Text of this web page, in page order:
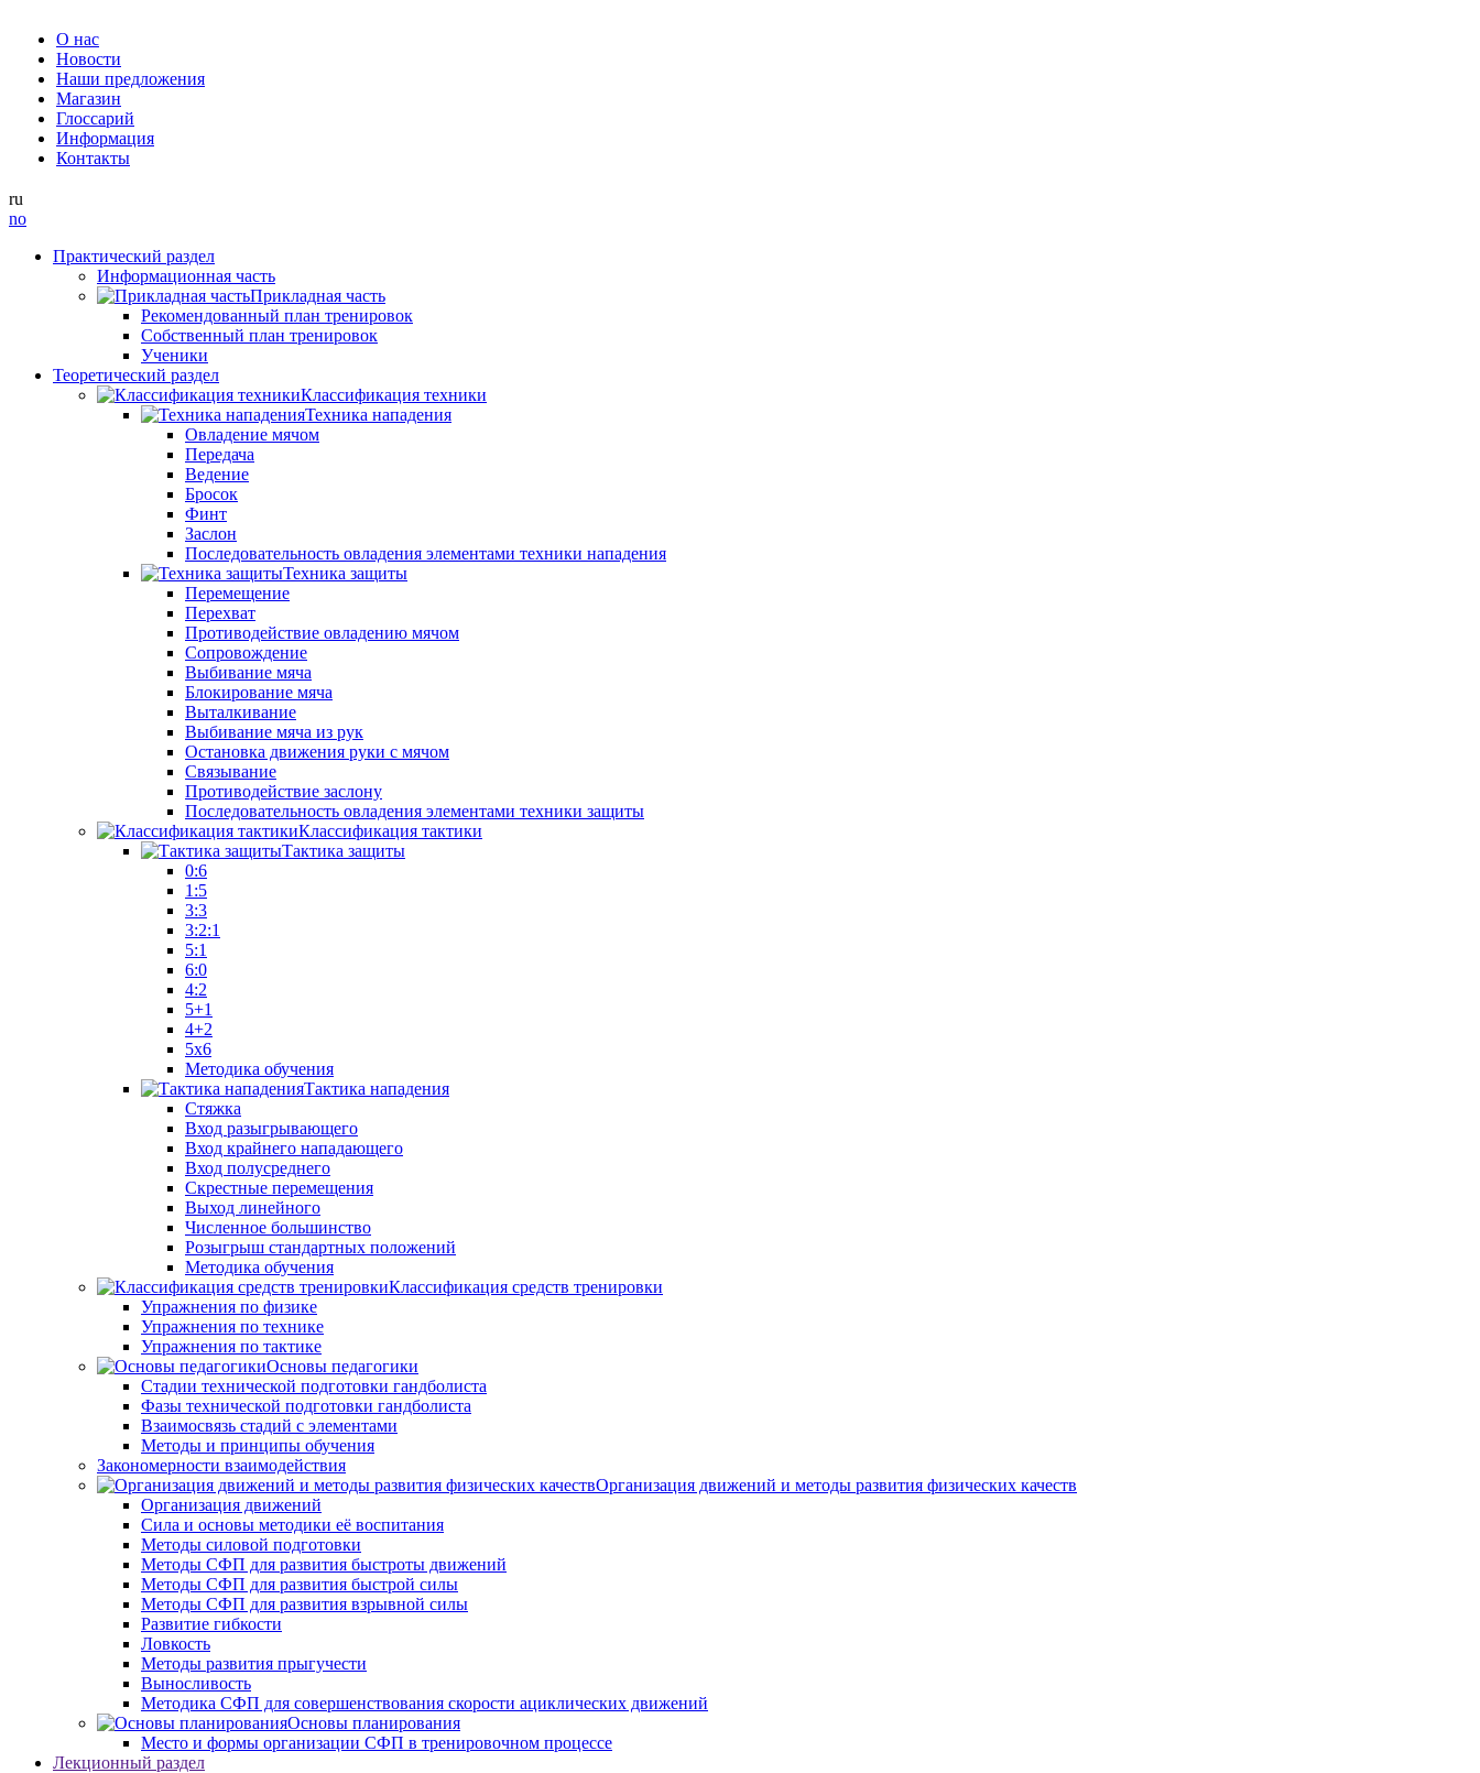
О нас
Новости
Наши предложения
Магазин
Глоссарий
Информация
Контакты
ru
no
Практический раздел
Информационная часть
Прикладная часть
Рекомендованный план тренировок
Собственный план тренировок
Ученики
Теоретический раздел
Классификация техники
Техника нападения
Овладение мячом
Передача
Ведение
Бросок
Финт
Заслон
Последовательность овладения элементами техники нападения
Техника защиты
Перемещение
Перехват
Противодействие овладению мячом
Сопровождение
Выбивание мяча
Блокирование мяча
Выталкивание
Выбивание мяча из рук
Остановка движения руки с мячом
Связывание
Противодействие заслону
Последовательность овладения элементами техники защиты
Классификация тактики
Тактика защиты
0:6
1:5
3:3
3:2:1
5:1
6:0
4:2
5+1
4+2
5x6
Методика обучения
Тактика нападения
Стяжка
Вход разыгрывающего
Вход крайнего нападающего
Вход полусреднего
Скрестные перемещения
Выход линейного
Численное большинство
Розыгрыш стандартных положений
Методика обучения
Классификация средств тренировки
Упражнения по физике
Упражнения по технике
Упражнения по тактике
Основы педагогики
Стадии технической подготовки гандболиста
Фазы технической подготовки гандболиста
Взаимосвязь стадий с элементами
Методы и принципы обучения
Закономерности взаимодействия
Организация движений и методы развития физических качеств
Организация движений
Сила и основы методики её воспитания
Методы силовой подготовки
Методы СФП для развития быстроты движений
Методы СФП для развития быстрой силы
Методы СФП для развития взрывной силы
Развитие гибкости
Ловкость
Методы развития прыгучести
Выносливость
Методика СФП для совершенствования скорости ациклических движений
Основы планирования
Место и формы организации СФП в тренировочном процессе
Лекционный раздел